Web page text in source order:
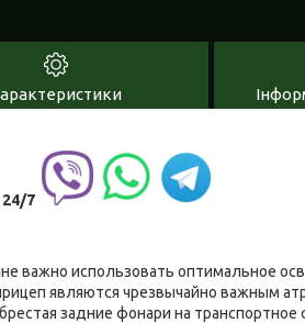
24/7
важно использовать оптимальное
являются чрезвычайно важным
задние фонари на транспортное